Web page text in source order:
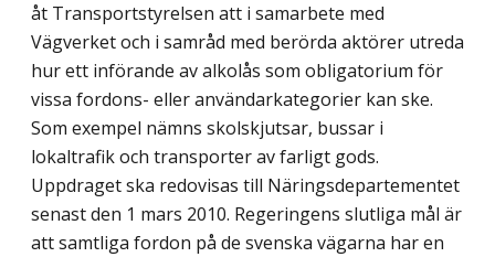
åt Transportstyrelsen att i samarbete med
Vägverket och i samråd med berörda aktörer utreda
hur ett införande av alkolås som obligatorium för
vissa fordons- eller användarkategorier kan ske.
Som exempel nämns skolskjutsar, bussar i
lokaltrafik och transporter av farligt gods.
Uppdraget ska redovisas till Näringsdepartementet
senast den 1 mars 2010. Regeringens slutliga mål är
att samtliga fordon på de svenska vägarna har en